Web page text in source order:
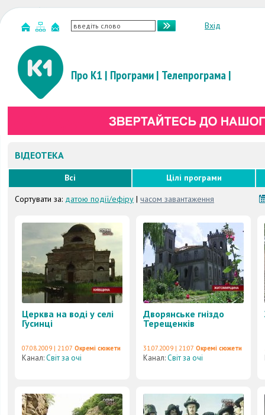
Вхід
Про К1 | Програми| Телепрограма|
ВІДЕОТЕКА
Всі
Цілі програми
Сортувати за: датою події/ефіру | часом завантаження
Церква на воді у селі
Гусинці
07.08.2009 | 21:07 Окремі сюжети
Канал:Світ за очі
Дворянське гніздо
Терещенків
31.07.2009 | 21:07 Окремі сюжети
Канал:Світ за очі